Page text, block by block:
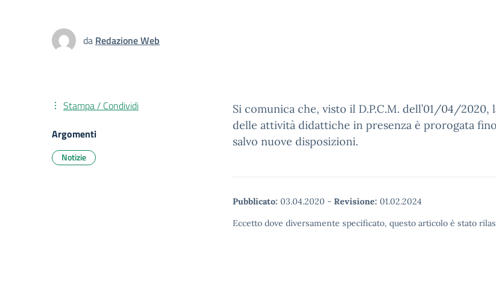
da Redazione Web
Si comunica che, visto il D.P.C.M. dell’01/04/2020,
delle attività didattiche in presenza è prorogata
salvo nuove disposizioni.
Pubblicato: 03.04.2020 - Revisione: 01.02.2024
Eccetto dove diversamente specificato, questo articolo è stato
Stampa / Condividi
Argomenti
Notizie